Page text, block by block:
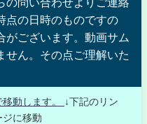
の問い合わせよりご連絡
点の日時のものですの
がございます。動画サム
せん。その点ご理解いた
動します。
↓下記のリン
ジに移動